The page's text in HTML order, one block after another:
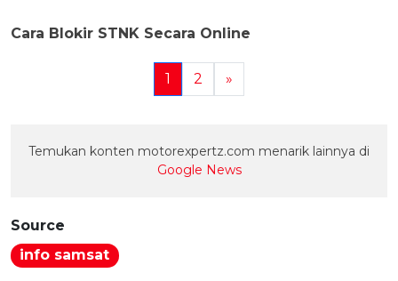
Cara Blokir STNK Secara Online
1 2 »
Temukan konten motorexpertz.com menarik lainnya di
Google News
Source
info samsat